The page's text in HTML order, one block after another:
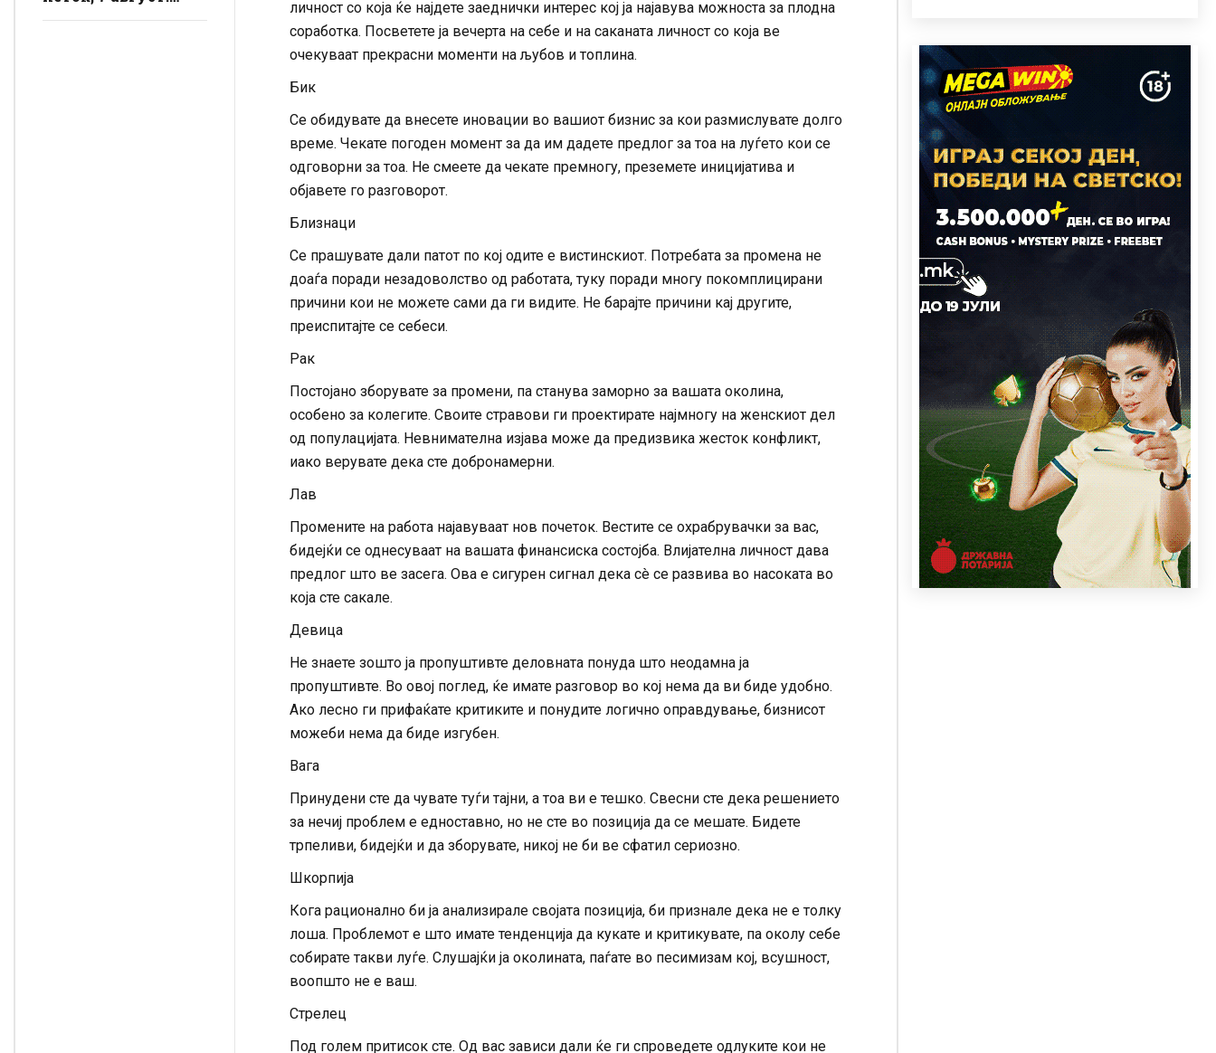
личност со која ќе најдете заеднички интерес кој ја најавува можноста за плодна
соработка. Посветете ја вечерта на себе и на саканата личност со која ве
очекуваат прекрасни моменти на љубов и топлина.
Бик
Се обидувате да внесете иновации во вашиот бизнис за кои размислувате долго
време. Чекате погоден момент за да им дадете предлог за тоа на луѓето кои се
одговорни за тоа. Не смеете да чекате премногу, преземете иницијатива и
објавете го разговорот.
Близнаци
Се прашувате дали патот по кој одите е вистинскиот. Потребата за промена не
доаѓа поради незадоволство од работата, туку поради многу покомплицирани
причини кои не можете сами да ги видите. Не барајте причини кај другите,
преиспитајте се себеси.
Рак
Постојано зборувате за промени, па станува заморно за вашата околина,
особено за колегите. Своите стравови ги проектирате најмногу на женскиот дел
од популацијата. Невнимателна изјава може да предизвика жесток конфликт,
иако верувате дека сте добронамерни.
Лав
Промените на работа најавуваат нов почеток. Вестите се охрабрувачки за вас,
бидејќи се однесуваат на вашата финансиска состојба. Влијателна личност дава
предлог што ве засега. Ова е сигурен сигнал дека сè се развива во насоката во
која сте сакале.
Девица
Не знаете зошто ја пропуштивте деловната понуда што неодамна ја
пропуштивте. Во овој поглед, ќе имате разговор во кој нема да ви биде удобно.
Ако лесно ги прифаќате критиките и понудите логично оправдување, бизнисот
можеби нема да биде изгубен.
Вага
Принудени сте да чувате туѓи тајни, а тоа ви е тешко. Свесни сте дека решението
за нечиј проблем е едноставно, но не сте во позиција да се мешате. Бидете
трпеливи, бидејќи и да зборувате, никој не би ве сфатил сериозно.
Шкорпија
Кога рационално би ја анализирале својата позиција, би признале дека не е толку
лоша. Проблемот е што имате тенденција да кукате и критикувате, па околу себе
собирате такви луѓе. Слушајќи ја околината, паѓате во песимизам кој, всушност,
воопшто не е ваш.
Стрелец
Под голем притисок сте. Од вас зависи дали ќе ги спроведете одлуките кои не